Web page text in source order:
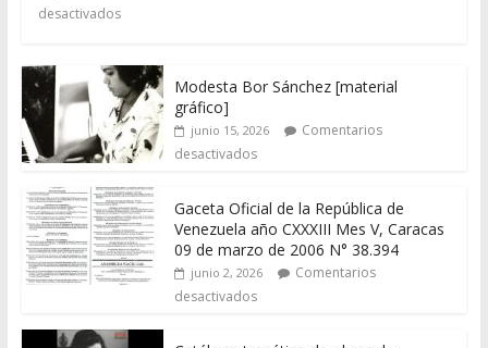
desactivados
Modesta Bor Sánchez [material
gráfico]
junio 15, 2026
Comentarios
desactivados
Gaceta Oficial de la República de
Venezuela año CXXXIII Mes V, Caracas
09 de marzo de 2006 N° 38.394
junio 2, 2026
Comentarios
desactivados